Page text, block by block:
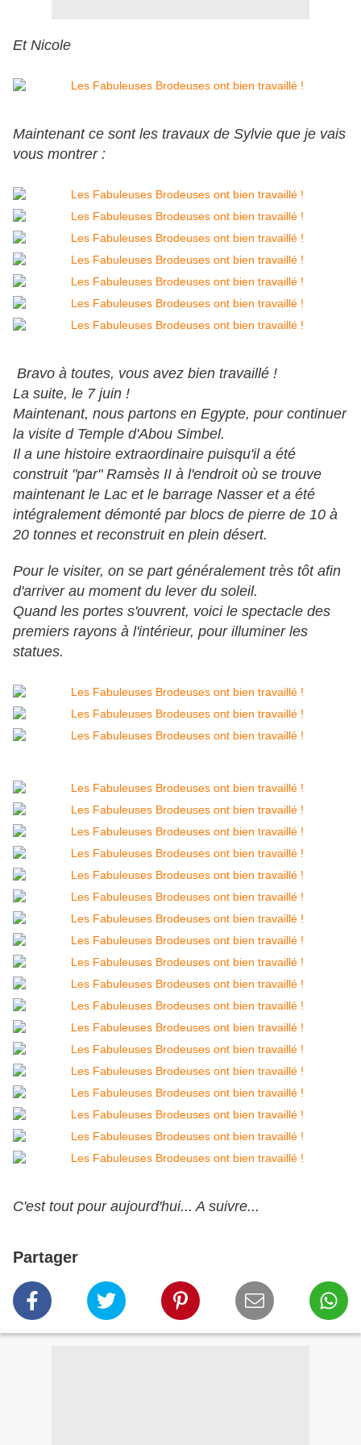
Et Nicole
Maintenant ce sont les travaux de Sylvie que je vais
vous montrer :
Bravo à toutes, vous avez bien travaillé !
La suite, le 7 juin !
Maintenant, nous partons en Egypte, pour continuer
la visite d Temple d'Abou Simbel.
Il a une histoire extraordinaire puisqu'il a été
construit "par" Ramsès II à l'endroit où se trouve
maintenant le Lac et le barrage Nasser et a été
intégralement démonté par blocs de pierre de 10 à
20 tonnes et reconstruit en plein désert.
Pour le visiter, on se part généralement très tôt afin
d'arriver au moment du lever du soleil.
Quand les portes s'ouvrent, voici le spectacle des
premiers rayons à l'intérieur, pour illuminer les
statues.
C'est tout pour aujourd'hui... A suivre...
Partager